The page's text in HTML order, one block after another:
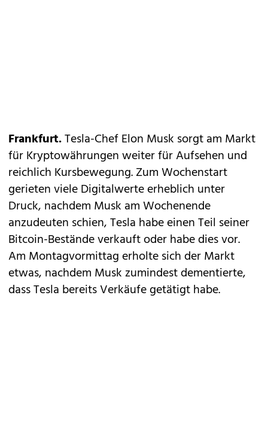
Frankfurt.Tesla-Chef Elon Musk sorgt am Markt
für Kryptowährungen weiter für Aufsehen und
reichlich Kursbewegung. Zum Wochenstart
gerieten viele Digitalwerte erheblich unter
Druck, nachdem Musk am Wochenende
anzudeuten schien, Tesla habe einen Teil seiner
Bitcoin-Bestände verkauft oder habe dies vor.
Am Montagvormittag erholte sich der Markt
etwas, nachdem Musk zumindest dementierte,
dass Tesla bereits Verkäufe getätigt habe.